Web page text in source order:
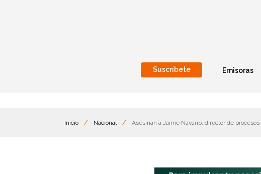
Suscríbete Emisoras
Inicio / Nacional / Asesinan a Jaime Navarro, director de